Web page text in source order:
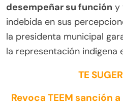
desempeñar su función y
indebida en sus
la presidenta municipal
la representación indígena
TE
Revoca TEEM sanción